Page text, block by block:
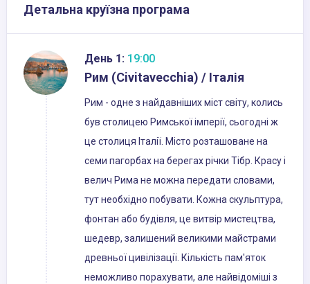
Детальна круїзна програма
День 1: 19:00
Рим (Civitavecchia) / Італія
Рим - одне з найдавніших міст світу, колись
був столицею Римської імперії, сьогодні ж
це столиця Італії. Місто розташоване на
семи пагорбах на берегах річки Тібр. Красу і
велич Рима не можна передати словами,
тут необхідно побувати. Кожна скульптура,
фонтан або будівля, це витвір мистецтва,
шедевр, залишений великими майстрами
древньої цивілізації. Кількість пам'яток
неможливо порахувати, але найвідоміші з